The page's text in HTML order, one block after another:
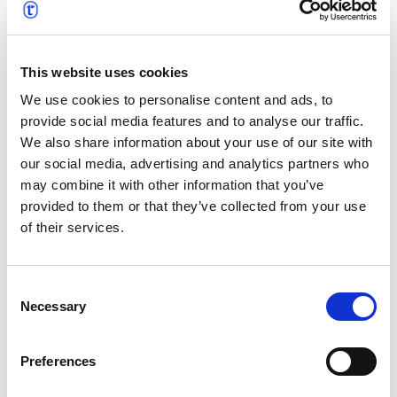
This website uses cookies
We use cookies to personalise content and ads, to
provide social media features and to analyse our traffic.
We also share information about your use of our site with
our social media, advertising and analytics partners who
may combine it with other information that you’ve
provided to them or that they’ve collected from your use
of their services.
Selection
Necessary
Preferences
eingebracht. ProLangua, das vor über 20 Jahren
gegründet wurde, hat sich für seine
innovativen Einsatz von Technologie zur
Rationalisierung von Projekten einen Namen gemacht.
Sowohl ProLangua als auch text&form wurden Teil der
t’works-Gruppe, wo ihre jahrzehntelange Erfahrung
unter einem Dach vereint ist. Gemeinsam bieten diese
beiden starken und renommierten Teams
hochmoderne Lösungen für die Übersetzung,
Lokalisierung und das Management mehrsprachiger
strategischen Partnerschaften von t’works unterstützt